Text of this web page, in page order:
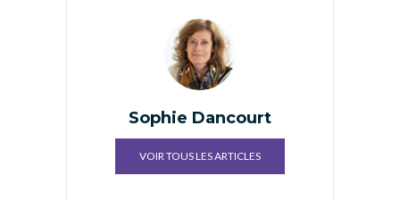
Sophie Dancourt
VOIR TOUS LES ARTICLES